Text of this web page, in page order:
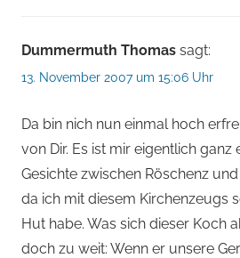
Dummermuth Thomas sagt:
13. November 2007 um 15:06 Uhr
Da bin nich nun einmal hoch
von Dir. Es ist mir eigentlich ganz
Gesichte zwischen Röschenz
da ich mit diesem Kirchenzeugs
Hut habe. Was sich dieser Koch
doch zu weit: Wenn er unsere